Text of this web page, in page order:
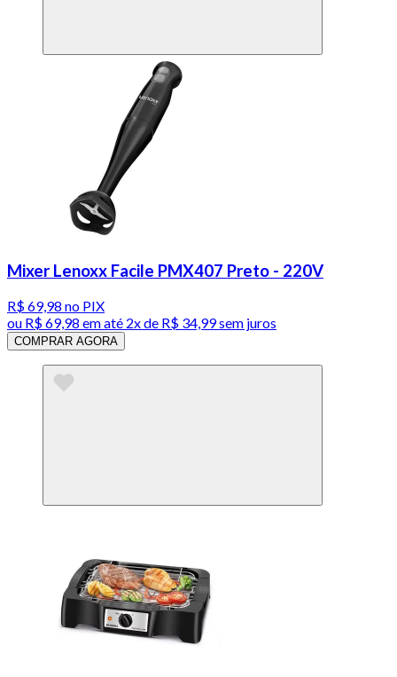
Mixer Lenoxx Facile PMX407 Preto - 220V
R$ 69,98 no PIX
ou R$ 69,98 em até 2x de R$ 34,99 sem juros
COMPRAR AGORA